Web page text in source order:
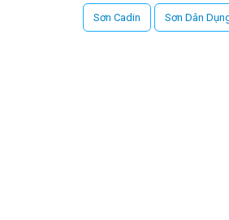
Sơn Cadin Sơn Dân